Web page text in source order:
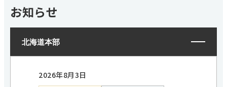
お知らせ
北海道本部
2026年8月3日